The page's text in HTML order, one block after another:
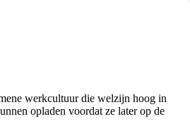
werkcultuur die welzijn hoog in
opladen voordat ze later op de